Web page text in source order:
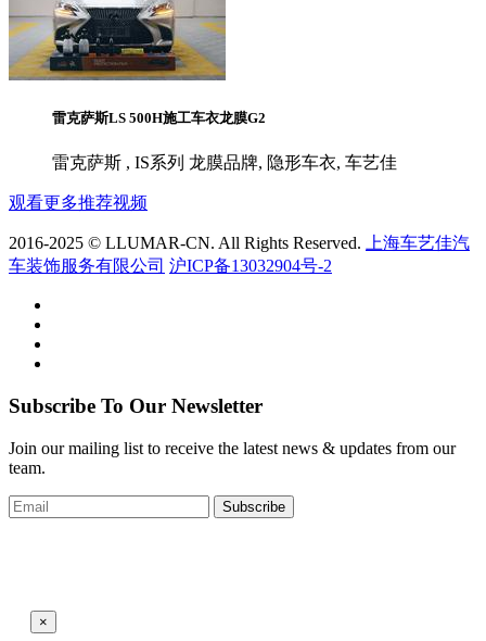
雷克萨斯LS 500H施工车衣龙膜G2
雷克萨斯 , IS系列 龙膜品牌, 隐形车衣, 车艺佳
观看更多推荐视频
2016-2025 © LLUMAR-CN. All Rights Reserved.
上海车艺佳汽
车装饰服务有限公司 沪ICP备13032904号-2
Subscribe To Our Newsletter
Join our mailing list to receive the latest news & updates from our
team.
Subscribe
×